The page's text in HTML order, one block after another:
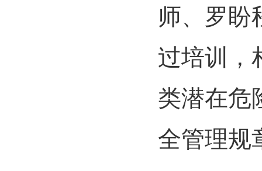
师、罗盼
过培训，
类潜在危
全管理规